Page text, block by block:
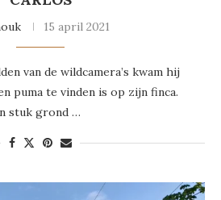
15 april 2021
van de wildcamera’s kwam hij
puma te vinden is op zijn finca.
stuk grond …